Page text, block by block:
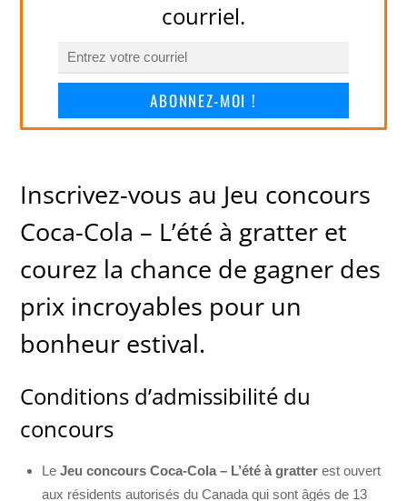
courriel.
ABONNEZ-MOI !
Inscrivez-vous au Jeu concours
Coca-Cola – L’été à gratter et
courez la chance de gagner des
prix incroyables pour un
bonheur estival.
Conditions d’admissibilité du
concours
LeJeu concours Coca-Cola – L’été à gratter est ouvert
aux résidents autorisés du Canada qui sont âgés de 13